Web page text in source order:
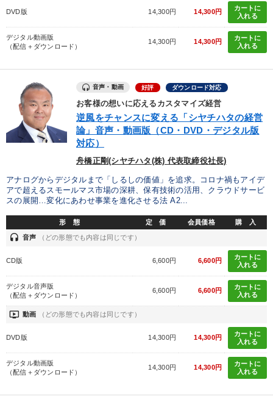
DVD版 14,300円 14,300円
カートに
入れる
デジタル動画版
（配信＋ダウンロード）
14,300円 14,300円
カートに
入れる
音声・動画 好評 ダウンロード対応
お客様の想いに応えるカスタマイズ経営
逆風をチャンスに変える「シヤチハタの経営
論」音声・動画版（CD・DVD・デジタル版
対応）
舟橋正剛(シヤチハタ(株) 代表取締役社長)
アナログからデジタルまで「しるしの価値」を追求。コロナ禍もアイデ
アで超えるスモールマス市場の深耕、保有技術の活用、クラウドサービ
スの展開…変化にあわせ事業を進化させる法 A2...
形 態 定 価 会員価格 購 入
headset 音声 （どの形態でも内容は同じです）
CD版 6,600円 6,600円
カートに
入れる
デジタル音声版
（配信＋ダウンロード）
6,600円 6,600円
カートに
入れる
ondemand_video 動画 （どの形態でも内容は同じです）
DVD版 14,300円 14,300円
カートに
入れる
デジタル動画版
（配信＋ダウンロード）
14,300円 14,300円
カートに
入れる